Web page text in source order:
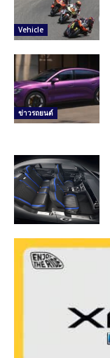
Vehicle
ข่าวรถยนต์